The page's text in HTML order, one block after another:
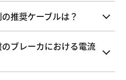
推奨ケーブルは？
ブレーカにおける電流